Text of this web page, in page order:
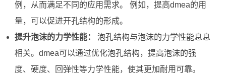
例，从而满足不同的应用需求。 例如，提高dmea的用
量，可以促进开孔结构的形成。
提升泡沫的力学性能：
泡孔结构与泡沫的力学性能息息
相关。dmea可以通过优化泡孔结构，提高泡沫的强
度、硬度、回弹性等力学性能，使其更加耐用可靠。